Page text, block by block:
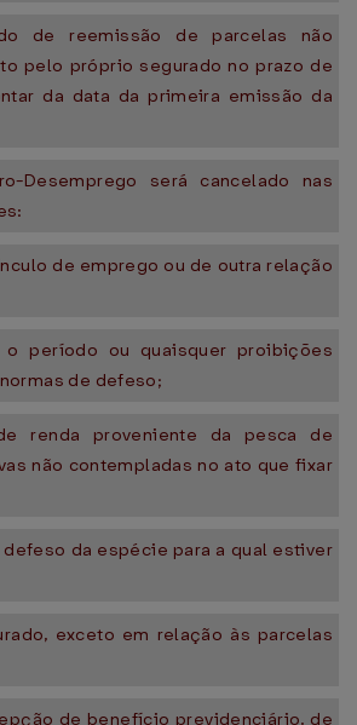
de reemissão de parcelas não
pelo próprio segurado no prazo de
da data da primeira emissão da
Desemprego será cancelado nas
de emprego ou de outra relação
período ou quaisquer proibições
de defeso;
renda proveniente da pesca de
não contempladas no ato que fixar
da espécie para a qual estiver
exceto em relação às parcelas
de benefício previdenciário, de